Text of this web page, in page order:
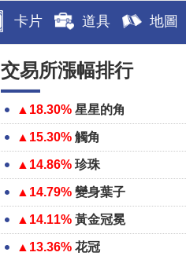
卡片 道具 地圖
交易所漲幅排行
▲18.30% 星星的角
▲15.30% 觸角
▲14.86% 珍珠
▲14.79% 變身葉子
▲14.11% 黃金冠冕
▲13.36% 花冠